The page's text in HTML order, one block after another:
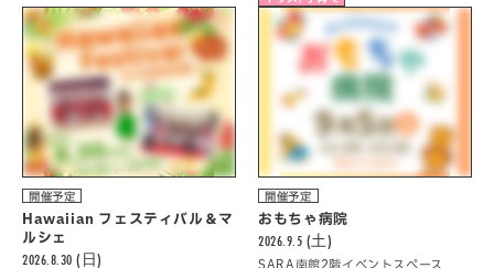
開催予定
Hawaiian フェスティバル＆マ
ルシェ
2026.8.30 (日)
開催予定
おもちゃ病院
2026.9.5 (土)
SARA南館2階イベントスペース